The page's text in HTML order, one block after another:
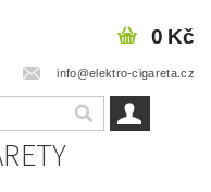
info@elektro-cigareta.cz
0 Kč